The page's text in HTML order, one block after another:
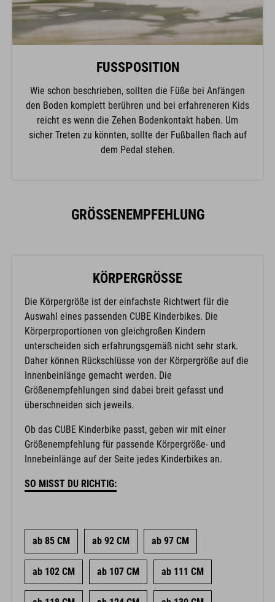
FUSSPOSITION
Wie schon beschrieben, sollten die Füße bei Anfängen
den Boden komplett berühren und bei erfahreneren Kids
reicht es wenn die Zehen Bodenkontakt haben. Um
sicher Treten zu könnten, sollte der Fußballen flach auf
dem Pedal stehen.
GRÖSSENEMPFEHLUNG
KÖRPERGRÖSSE
Die Körpergröße ist der einfachste Richtwert für die
Auswahl eines passenden CUBE Kinderbikes. Die
Körperproportionen von gleichgroßen Kindern
unterscheiden sich erfahrungsgemäß nicht sehr stark.
Daher können Rückschlüsse von der Körpergröße auf die
Innenbeinlänge gemacht werden. Die
Größenempfehlungen sind dabei breit gefasst und
überschneiden sich jeweils.
Ob das CUBE Kinderbike passt, geben wir mit einer
Größenempfehlung für passende Körpergröße- und
Innebeinlänge auf der Seite jedes Kinderbikes an.
SO MISST DU RICHTIG:
ab 85 CM ab 92 CM ab 97 CM
ab 102 CM ab 107 CM ab 111 CM